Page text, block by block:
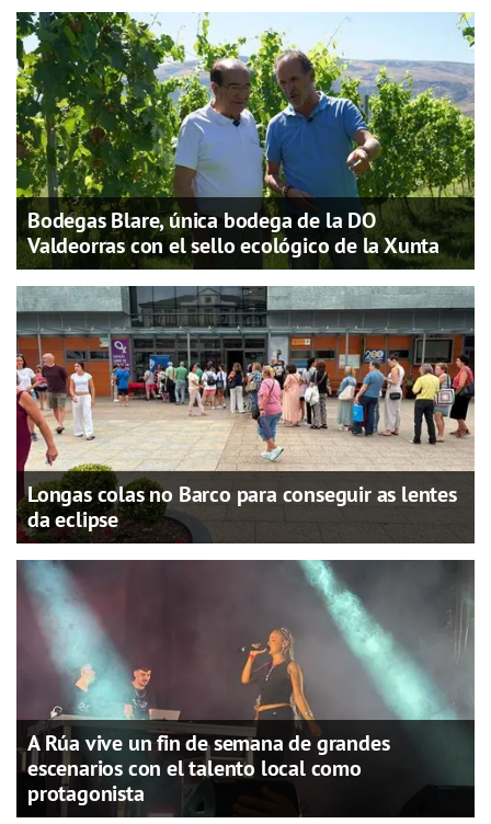
Bodegas Blare, única bodega de la DO
Valdeorras con el sello ecológico de la Xunta
Longas colas no Barco para conseguir as lentes
da eclipse
A Rúa vive un fin de semana de grandes
escenarios con el talento local como
protagonista